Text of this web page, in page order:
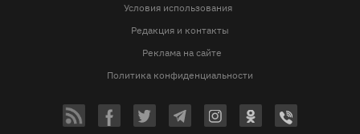
Условия использования
Редакция и контакты
Реклама на сайте
Политика конфиденциальности